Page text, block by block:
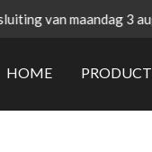
van maandag 3
HOME